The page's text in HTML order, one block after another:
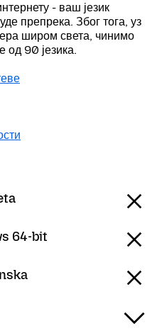
- ваш језик
препрека. Због тога, уз
широм света, чинимо
90 језика.
64-bit